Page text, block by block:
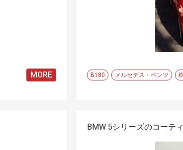
MORE B180 メルセデス・ベンツ
BMW 5シリーズのコーテ